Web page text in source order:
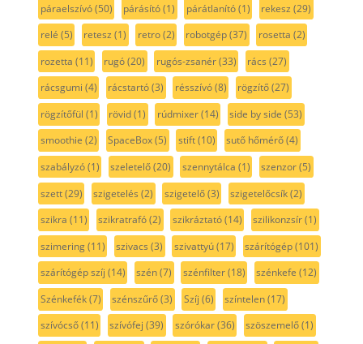
páraelszívó(50) párásító(1) párátlanító(1) rekesz (29)
relé (5) retesz (1) retro(2) robotgép(37) rosetta (2)
rozetta (11) rugó(20) rugós-zsanér(33) rács (27)
rácsgumi (4) rácstartó(3) résszívó(8) rögzítő(27)
rögzítőfül (1) rövid(1) rúdmixer(14) side by side (53)
smoothie (2) SpaceBox(5) stift(10) sutő hőmérő(4)
szabályzó(1) szeletelő(20) szennytálca (1) szenzor(5)
szett(29) szigetelés (2) szigetelő(3) szigetelőcsík(2)
szikra (11) szikratrafó(2) szikráztató(14) szilikonzsír(1)
szimering(11) szivacs (3) szivattyú(17) szárítógép(101)
szárítógép szíj (14) szén(7) szénfilter(18) szénkefe (12)
Szénkefék(7) szénszűrő(3) Szíj (6) színtelen(17)
szívócső(11) szívófej (39) szórókar(36) szöszemelő(1)